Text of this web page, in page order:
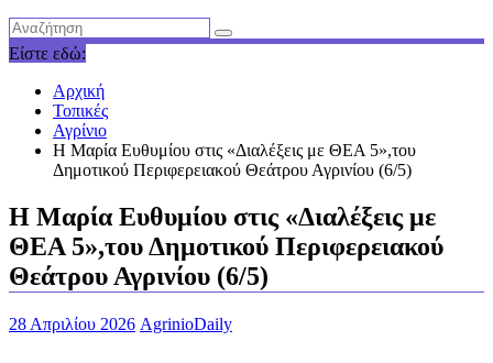
Είστε εδώ:
Αρχική
Τοπικές
Αγρίνιο
Η Μαρία Ευθυμίου στις «Διαλέξεις με ΘΕΑ 5»,του
Δημοτικού Περιφερειακού Θεάτρου Αγρινίου (6/5)
Η Μαρία Ευθυμίου στις «Διαλέξεις με
ΘΕΑ 5»,του Δημοτικού Περιφερειακού
Θεάτρου Αγρινίου (6/5)
28 Απριλίου 2026 AgrinioDaily